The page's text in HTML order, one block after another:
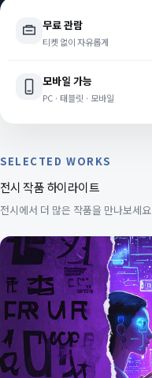
무료 관람
티켓 없이 자유롭게
모바일 가능
PC · 태블릿 · 모바일
SELECTED WORKS
전시 작품 하이라이트
전시에서 더 많은 작품을 만나보세요